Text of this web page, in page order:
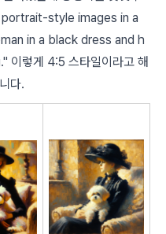
style images in a
in a black dress and h
렇게 4:5 스타일이라고 해
다.